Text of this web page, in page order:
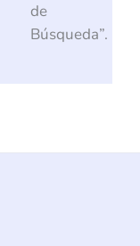
de
Búsqueda”.